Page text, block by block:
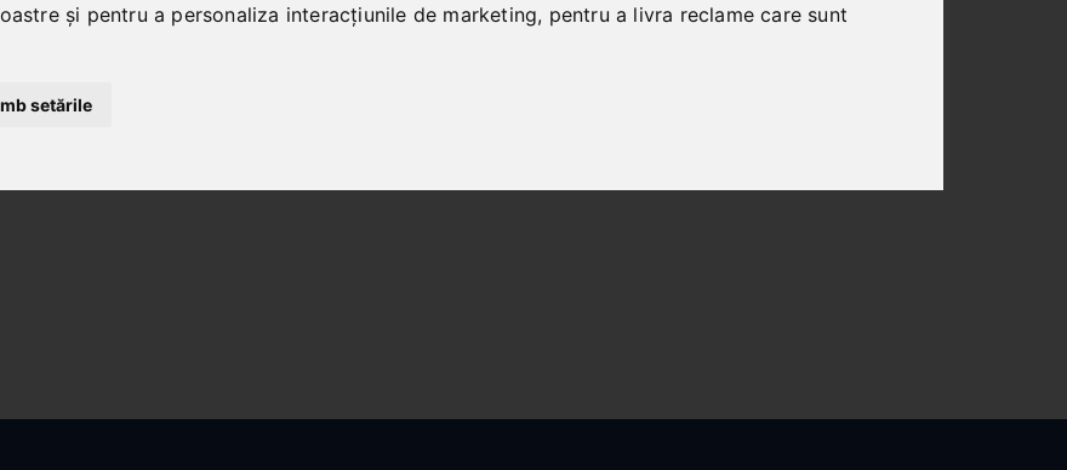
și pentru a personaliza interacțiunile de marketing, pentru a livra reclame care sunt
setările